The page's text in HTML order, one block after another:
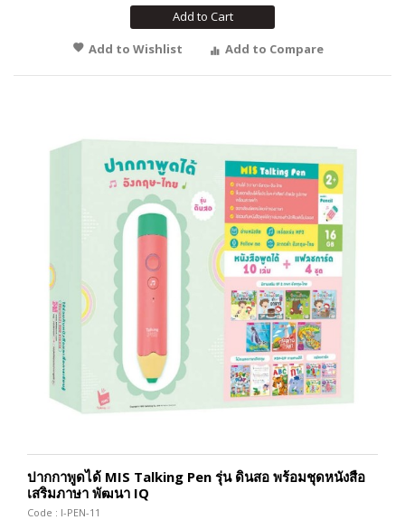
Add to Cart
Add to Wishlist
Add to Compare
ปากกาพูดได้ MIS Talking Pen รุ่น ดินสอ พร้อมชุดหนังสือ
เสริมภาษา พัฒนา IQ
Code : I-PEN-11